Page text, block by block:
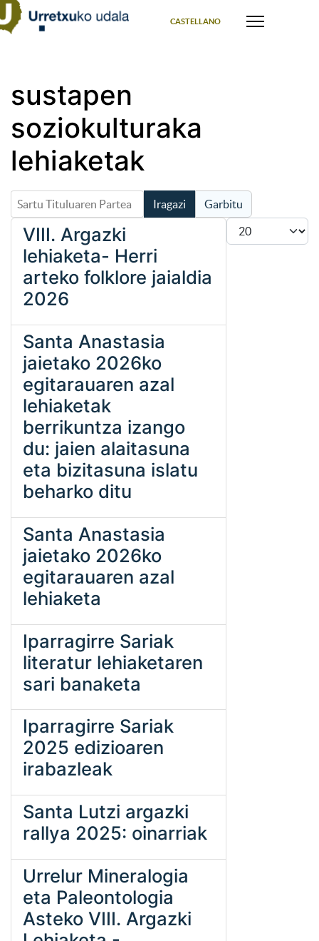
CASTELLANO
sustapen
soziokulturaka
lehiaketak
Sartu Tituluaren Partea Iragazi
Garbitu
Bistaratu #
VIII. Argazki
lehiaketa- Herri
arteko folklore jaialdia
2026
Santa Anastasia
jaietako 2026ko
egitarauaren azal
lehiaketak
berrikuntza izango
du: jaien alaitasuna
eta bizitasuna islatu
beharko ditu
Santa Anastasia
jaietako 2026ko
egitarauaren azal
lehiaketa
Iparragirre Sariak
literatur lehiaketaren
sari banaketa
Iparragirre Sariak
2025 edizioaren
irabazleak
Santa Lutzi argazki
rallya 2025: oinarriak
Urrelur Mineralogia
eta Paleontologia
Asteko VIII. Argazki